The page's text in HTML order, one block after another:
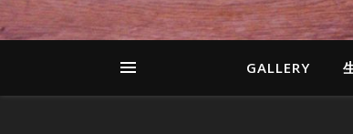
GALLERY